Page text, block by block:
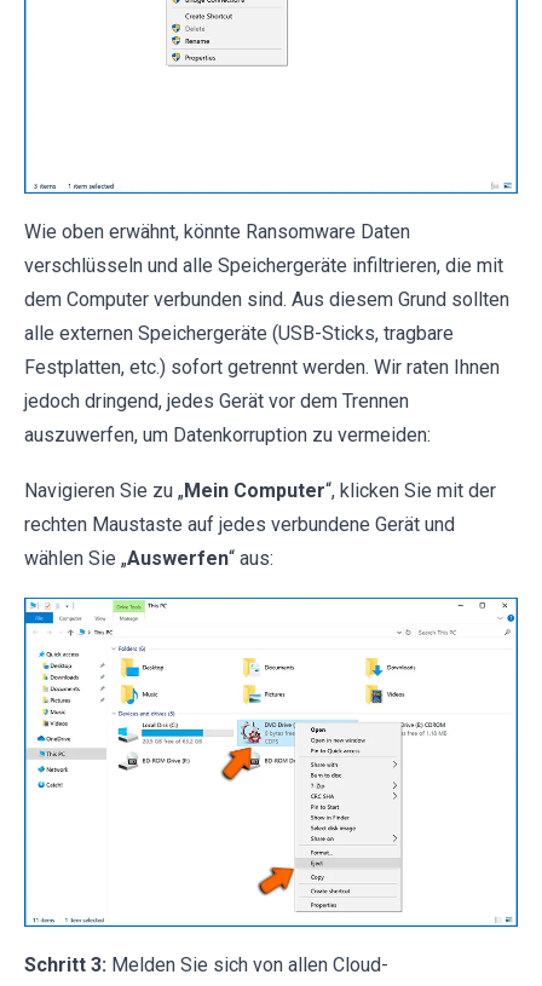
Wie oben erwähnt, könnte Ransomware Daten
verschlüsseln und alle Speichergeräte infiltrieren, die mit
dem Computer verbunden sind. Aus diesem Grund sollten
alle externen Speichergeräte (USB-Sticks, tragbare
Festplatten, etc.) sofort getrennt werden. Wir raten Ihnen
jedoch dringend, jedes Gerät vor dem Trennen
auszuwerfen, um Datenkorruption zu vermeiden:
Navigieren Sie zu „Mein Computer“, klicken Sie mit der
rechten Maustaste auf jedes verbundene Gerät und
wählen Sie „Auswerfen“ aus:
Schritt 3: Melden Sie sich von allen Cloud-